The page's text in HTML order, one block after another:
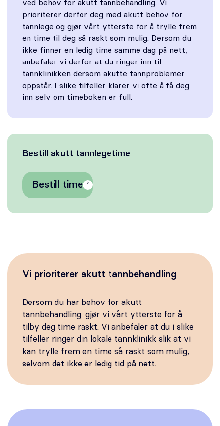
ved behov for akutt tannbehandling. Vi
prioriterer derfor deg med akutt behov for
tannlege og gjør vårt ytterste for å trylle frem
en time til deg så raskt som mulig. Dersom du
ikke finner en ledig time samme dag på nett,
anbefaler vi derfor at du ringer inn til
tannklinikken dersom akutte tannproblemer
oppstår. I slike tilfeller klarer vi ofte å få deg
inn selv om timeboken er full.
Bestill akutt tannlegetime
Bestill time
Vi prioriterer akutt tannbehandling
Dersom du har behov for akutt
tannbehandling, gjør vi vårt ytterste for å
tilby deg time raskt. Vi anbefaler at du i slike
tilfeller ringer din lokale tannklinikk slik at vi
kan trylle frem en time så raskt som mulig,
selvom det ikke er ledig tid på nett.